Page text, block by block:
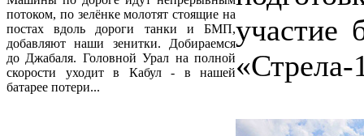
потоком, по зелёнке молотят стоящие на
постах вдоль дороги танки и БМП,
добавляют наши зенитки. Добираемся
до Джабаля. Головной Урал на полной
скорости уходит в Кабул - в нашей
батарее потери...
участие
«Стрела-